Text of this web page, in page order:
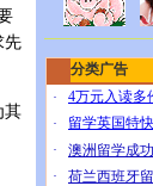
先
其
分类广告
·
4万元入读多
·
留学英国特快
·
澳洲留学成
·
荷兰西班牙